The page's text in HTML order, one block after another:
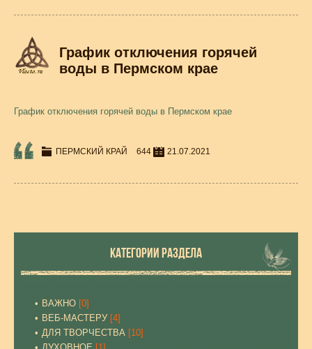
График отключения горячей
воды в Пермском крае
График отключения горячей воды в Пермском крае
ПЕРМСКИЙ КРАЙ 644 21.07.2021
КАТЕГОРИИ РАЗДЕЛА
ВАЖНО [0]
ВЕБ-МАСТЕРУ [4]
ДЛЯ ТВОРЧЕСТВА [10]